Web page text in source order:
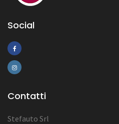
Social
Contatti
Stefauto Srl